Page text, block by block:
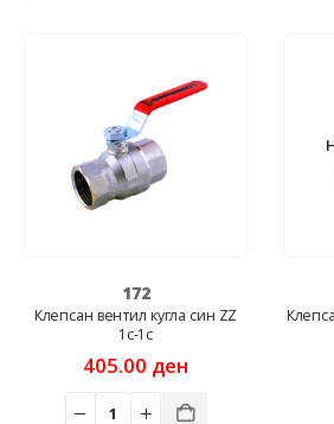
172
Клепсан вентил кугла син ZZ
1c-1c
405.00 ден